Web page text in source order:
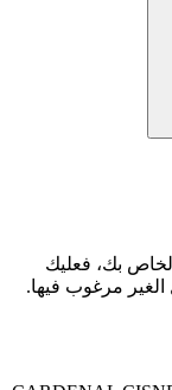
الخاص بك، فعليك
مرغوب فيها.